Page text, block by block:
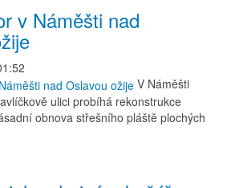
v Náměšti nad
V Náměšti
ulici probíhá rekonstrukce
obnova střešního pláště plochých